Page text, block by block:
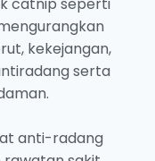
catnip seperti
kekejangan,
serta
anti-radang